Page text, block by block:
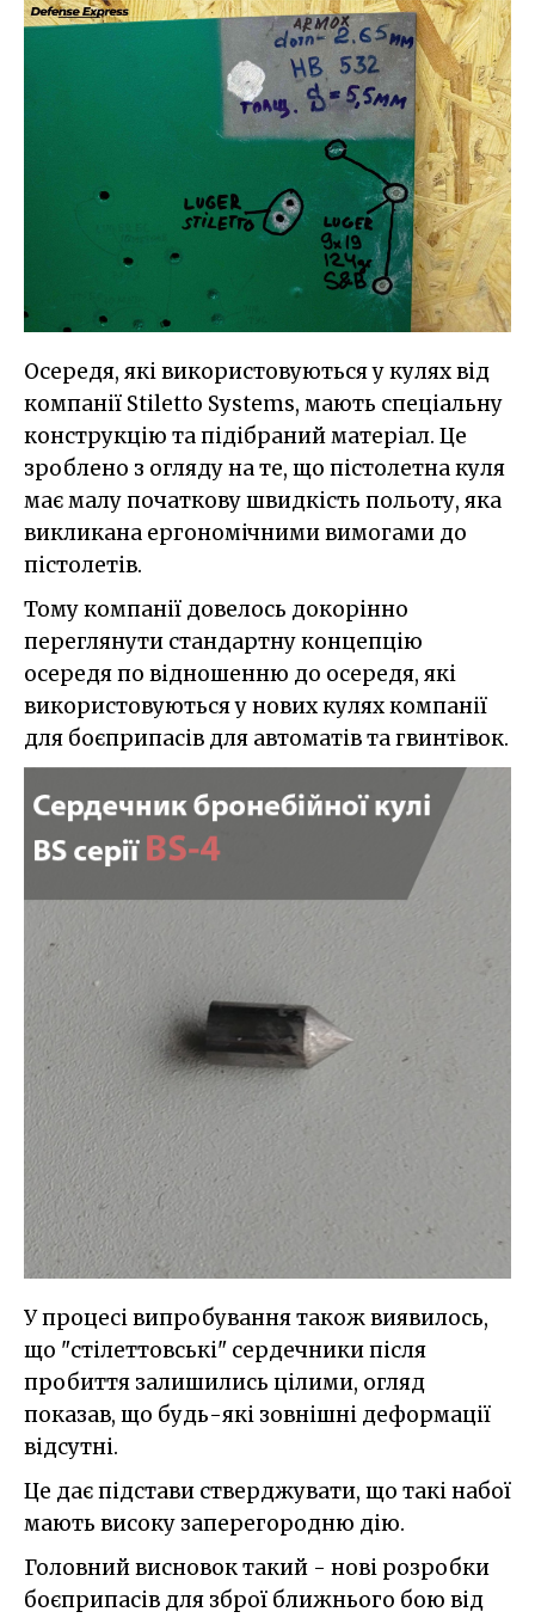
Осередя, які використовуються у кулях від
компанії Stiletto Systems, мають спеціальну
конструкцію та підібраний матеріал. Це
зроблено з огляду на те, що пістолетна куля
має малу початкову швидкість польоту, яка
викликана ергономічними вимогами до
пістолетів.
Тому компанії довелось докорінно
переглянути стандартну концепцію
осередя по відношенню до осередя, які
використовуються у нових кулях компанії
для боєприпасів для автоматів та гвинтівок.
У процесі випробування також виявилось,
що "стілеттовські" сердечники після
пробиття залишились цілими, огляд
показав, що будь-які зовнішні деформації
відсутні.
Це дає підстави стверджувати, що такі набої
мають високу заперегородню дію.
Головний висновок такий - нові розробки
боєприпасів для зброї ближнього бою від